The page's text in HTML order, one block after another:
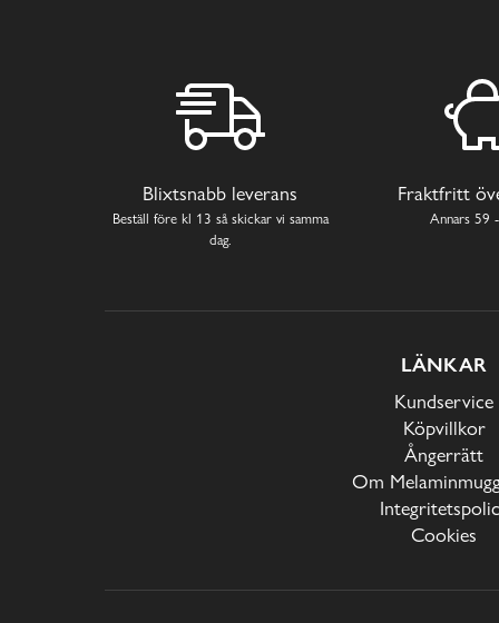
Blixtsnabb leverans
Beställ före kl 13 så skickar vi samma
dag.
Fraktfritt
Annars 59
LÄNKAR
Kundservice
Köpvillkor
Ångerrätt
Om
Cookies